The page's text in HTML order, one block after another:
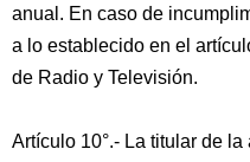
anual. En caso de
a lo establecido en el
de Radio y Televisión.
Artículo 10°.- La titular de